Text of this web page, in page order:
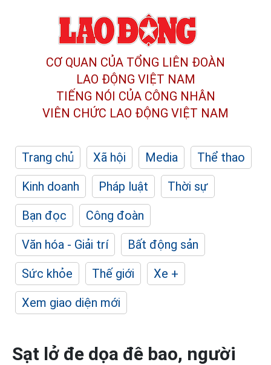
CƠ QUAN CỦA TỔNG LIÊN ĐOÀN
LAO ĐỘNG VIỆT NAM
TIẾNG NÓI CỦA CÔNG NHÂN
VIÊN CHỨC LAO ĐỘNG VIỆT NAM
Trang chủ Xã hội Media
Thể thao
Kinh doanh
Pháp luật
Thời sự
Bạn đọc
Công đoàn
Văn hóa - Giải trí
Bất động sản
Sức khỏe
Thế giới
Xe +
Xem giao diện mới
Sạt lở đe dọa đê bao, người